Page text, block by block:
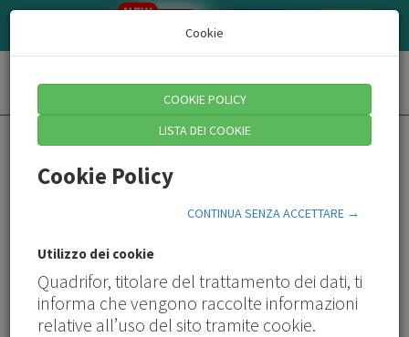
AZIENDE/CONSULENTI
NEW
Alla ricerca delle competenze giuste
La formazione come antidoto al mismatch
Cookie
COOKIE POLICY
LISTA DEI COOKIE
Cookie Policy
CONTINUA SENZA ACCETTARE →
Utilizzo dei cookie
Quadrifor, titolare del trattamento dei dati, ti
informa che vengono raccolte informazioni
relative all’uso del sito tramite cookie.